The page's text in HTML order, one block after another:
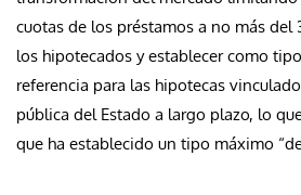
cuotas de los préstamos a no más del
los hipotecados y establecer como
referencia para las hipotecas
pública del Estado a largo plazo, lo
que ha establecido un tipo máximo